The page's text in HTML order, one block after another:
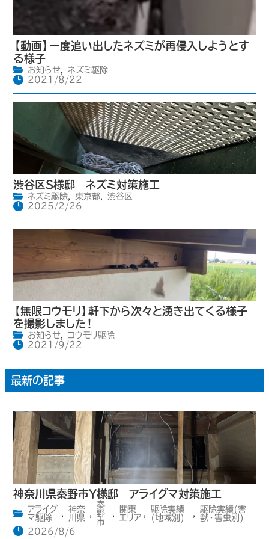
【動画】一度追い出したネズミが再侵入しようとす
る様子
お知らせ,
ネズミ駆除
2021/8/22
渋谷区S様邸 ネズミ対策施工
ネズミ駆除, 東京都,
渋谷区
2025/2/26
【無限コウモリ】軒下から次々と湧き出てくる様子
を撮影しました！
お知らせ,
コウモリ駆除
2021/9/22
最新の記事
神奈川県秦野市Y様邸 アライグマ対策施工
アライグ
マ駆除
,
神奈
川県 ,
秦
野
市
,
関東
エリア ,
駆除実績
(地域別)
,
駆除実績(害
獣・害虫別)
2026/8/6